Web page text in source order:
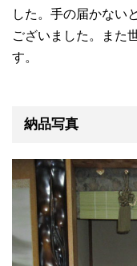
した。手の届かない
ございました。また
す。
納品写真